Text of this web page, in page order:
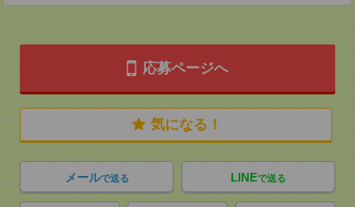
応募ページへ
気になる！
メールで送る LINEで送る